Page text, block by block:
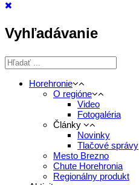
Vyhľadávanie
Horehronie
O regióne
Video
Fotogaléria
Články
Novinky
Tlačové správy
Mesto Brezno
Chute Horehronia
Regionálny produkt